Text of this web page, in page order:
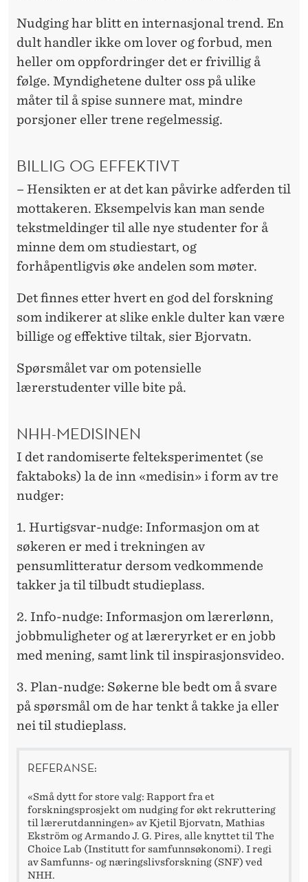
Nudging har blitt en internasjonal trend. En
dult handler ikke om lover og forbud, men
heller om oppfordringer det er frivillig å
følge. Myndighetene dulter oss på ulike
måter til å spise sunnere mat, mindre
porsjoner eller trene regelmessig.
BILLIG OG EFFEKTIVT
– Hensikten er at det kan påvirke adferden til
mottakeren. Eksempelvis kan man sende
tekstmeldinger til alle nye studenter for å
minne dem om studiestart, og
forhåpentligvis øke andelen som møter.
Det finnes etter hvert en god del forskning
som indikerer at slike enkle dulter kan være
billige og effektive tiltak, sier Bjorvatn.
Spørsmålet var om potensielle
lærerstudenter ville bite på.
NHH-MEDISINEN
I det randomiserte felteksperimentet (se
faktaboks) la de inn «medisin» i form av tre
nudger:
1. Hurtigsvar-nudge: Informasjon om at
søkeren er med i trekningen av
pensumlitteratur dersom vedkommende
takker ja til tilbudt studieplass.
2. Info-nudge: Informasjon om lærerlønn,
jobbmuligheter og at læreryrket er en jobb
med mening, samt link til inspirasjonsvideo.
3. Plan-nudge: Søkerne ble bedt om å svare
på spørsmål om de har tenkt å takke ja eller
nei til studieplass.
REFERANSE:
«Små dytt for store valg: Rapport fra et
forskningsprosjekt om nudging for økt rekruttering
til lærerutdanningen» av Kjetil Bjorvatn, Mathias
Ekström og Armando J. G. Pires, alle knyttet til The
Choice Lab (Institutt for samfunnsøkonomi). I regi
av Samfunns- og næringslivsforskning (SNF) ved
NHH.